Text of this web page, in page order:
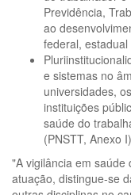
Previdência,
ao
federal,
e sistemas no
universidades,
instituições
saúde do
(PNSTT, Anexo I)
"A vigilância em
atuação, distingue-se